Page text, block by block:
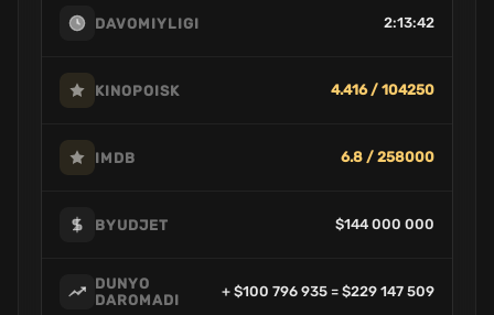
DAVOMIYLIGI 2:13:42
KINOPOISK 4.416 / 104250
IMDB 6.8 / 258000
BYUDJET $144 000 000
DUNYO
DAROMADI
+ $100 796 935 = $229 147 509